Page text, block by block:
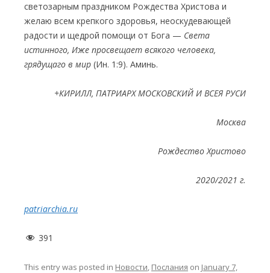
светозарным праздником Рождества Христова и
желаю всем крепкого здоровья, неоскудевающей
радости и щедрой помощи от Бога — Света
истинного, Иже просвещает всякого человека,
грядущаго в мир (Ин. 1:9). Аминь.
+КИРИЛЛ, ПАТРИАРХ МОСКОВСКИЙ И ВСЕЯ РУСИ
Москва
Рождество Христово
2020/2021 г.
patriarchia.ru
391
This entry was posted in Новости, Послания on January 7,